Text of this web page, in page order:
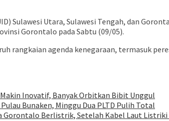
Sulawesi Utara, Sulawesi Tengah, dan
Gorontalo pada Sabtu (09/05).
rangkaian agenda kenegaraan, termasuk
Inovatif, Banyak Orbitkan Bibit Unggul
Bunaken, Minggu Dua PLTD Pulih Total
Gorontalo Berlistrik, Setelah Kabel Laut Listriki